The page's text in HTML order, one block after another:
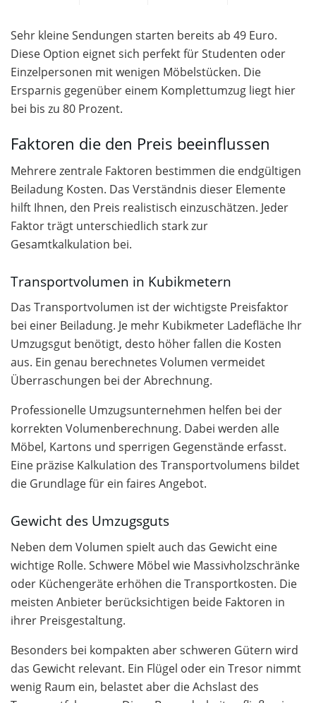
Sehr kleine Sendungen starten bereits ab 49 Euro.
Diese Option eignet sich perfekt für Studenten oder
Einzelpersonen mit wenigen Möbelstücken. Die
Ersparnis gegenüber einem Komplettumzug liegt hier
bei bis zu 80 Prozent.
Faktoren die den Preis beeinflussen
Mehrere zentrale Faktoren bestimmen die endgültigen
Beiladung Kosten. Das Verständnis dieser Elemente
hilft Ihnen, den Preis realistisch einzuschätzen. Jeder
Faktor trägt unterschiedlich stark zur
Gesamtkalkulation bei.
Transportvolumen in Kubikmetern
Das Transportvolumen ist der wichtigste Preisfaktor
bei einer Beiladung. Je mehr Kubikmeter Ladefläche Ihr
Umzugsgut benötigt, desto höher fallen die Kosten
aus. Ein genau berechnetes Volumen vermeidet
Überraschungen bei der Abrechnung.
Professionelle Umzugsunternehmen helfen bei der
korrekten Volumenberechnung. Dabei werden alle
Möbel, Kartons und sperrigen Gegenstände erfasst.
Eine präzise Kalkulation des Transportvolumens bildet
die Grundlage für ein faires Angebot.
Gewicht des Umzugsguts
Neben dem Volumen spielt auch das Gewicht eine
wichtige Rolle. Schwere Möbel wie Massivholzschränke
oder Küchengeräte erhöhen die Transportkosten. Die
meisten Anbieter berücksichtigen beide Faktoren in
ihrer Preisgestaltung.
Besonders bei kompakten aber schweren Gütern wird
das Gewicht relevant. Ein Flügel oder ein Tresor nimmt
wenig Raum ein, belastet aber die Achslast des